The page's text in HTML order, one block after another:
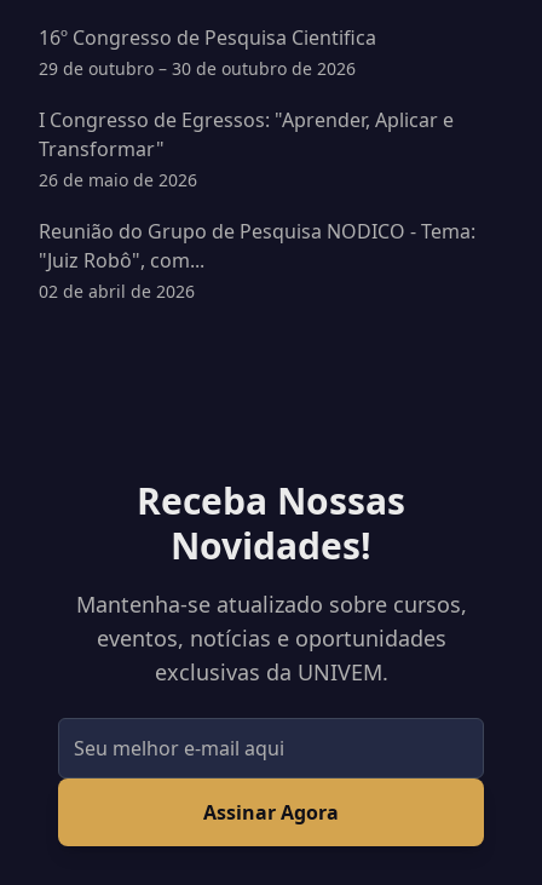
16º Congresso de Pesquisa Cientifica
29 de outubro – 30 de outubro de 2026
I Congresso de Egressos: "Aprender, Aplicar e
Transformar"
26 de maio de 2026
Reunião do Grupo de Pesquisa NODICO - Tema:
"Juiz Robô", com...
02 de abril de 2026
Receba Nossas
Novidades!
Mantenha-se atualizado sobre cursos,
eventos, notícias e oportunidades
exclusivas da UNIVEM.
Assinar Agora